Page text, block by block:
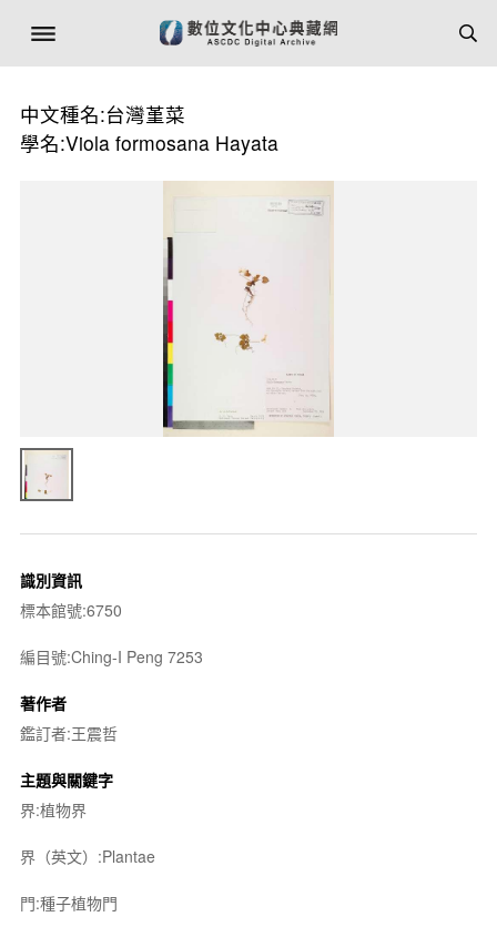
中文種名:台灣堇菜
學名:Viola formosana Hayata
識別資訊
標本館號:6750
編目號:Ching-I Peng 7253
著作者
鑑訂者:王震哲
主題與關鍵字
界:植物界
界（英文）:Plantae
門:種子植物門